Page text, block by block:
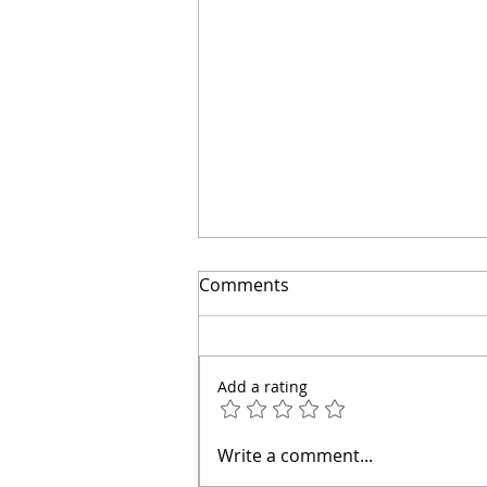
👋 Hola, soy el arquitecto
Comments
Add a rating
Write a comment...